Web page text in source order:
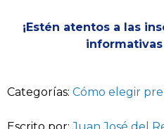
¡Estén atentos a las
Categorías: Cómo elegir
Escrito por:Juan José del